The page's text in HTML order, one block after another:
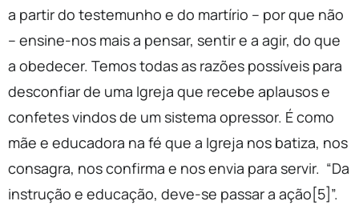
a partir do testemunho e do martírio – por que não
– ensine-nos mais a pensar, sentir e a agir, do que
a obedecer. Temos todas as razões possíveis para
desconfiar de uma Igreja que recebe aplausos e
confetes vindos de um sistema opressor. É como
mãe e educadora na fé que a Igreja nos batiza, nos
consagra, nos confirma e nos envia para servir. “Da
instrução e educação, deve-se passar a ação[5]”.